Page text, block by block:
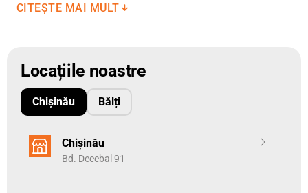
Plăcile au grosimea de 4.5 mm și asigură stabilitate
dekora.md, iar nuanța Stejar Martin este o investiție
estetică și practică.
Colecția SPC Dekofloor Herringbone dispune de o clasă de
spații rezidențiale, cât și pentru zone comerciale cu trafic
intens.
CITEȘTE MAI MULT
Locațiile noastre
Chișinău Bălți
Chișinău
Bd. Decebal 91